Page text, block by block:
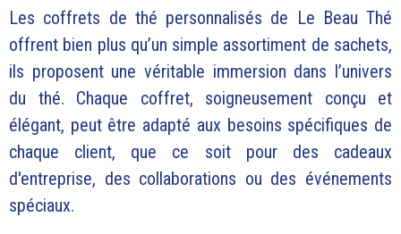
Les coffrets de thé personnalisés de Le Beau Thé
offrent bien plus qu’un simple assortiment de sachets,
ils proposent une véritable immersion dans l’univers
du thé. Chaque coffret, soigneusement conçu et
élégant, peut être adapté aux besoins spécifiques de
chaque client, que ce soit pour des cadeaux
d'entreprise, des collaborations ou des événements
spéciaux.